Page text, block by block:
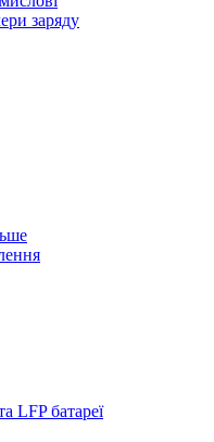
заряду
LFP батареї